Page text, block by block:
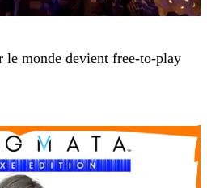
le monde devient free-to-play